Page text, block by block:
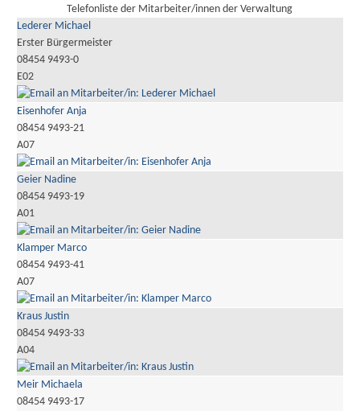
Telefonliste der Mitarbeiter/innen der Verwaltung
Lederer Michael
Erster Bürgermeister
08454 9493-0
E02
Eisenhofer Anja
08454 9493-21
A07
Geier Nadine
08454 9493-19
A01
Klamper Marco
08454 9493-41
A07
Kraus Justin
08454 9493-33
A04
Meir Michaela
08454 9493-17